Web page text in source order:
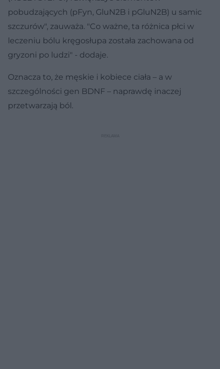
pobudzających (pFyn, GluN2B i pGluN2B) u samic
szczurów", zauważa. "Co ważne, ta różnica płci w
leczeniu bólu kręgosłupa została zachowana od
gryzoni po ludzi" - dodaje.
Oznacza to, że męskie i kobiece ciała – a w
szczególności gen BDNF – naprawdę inaczej
przetwarzają ból.